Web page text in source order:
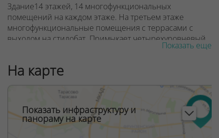
Здание14 этажей, 14 многофункциональных
помещений на каждом этаже. На третьем этаже
многофункциональные помещения с террасами с
выходом на стилобат. Примыкает четырехуровневый
паркинг 24.2.6 В здании находится ресторан, фитнес-
кладовые помещения в цоколе.
ООО "Твоя столицаконсалт", УНП 190285638, лицензия
№02240/129 от 06.09.06г.
Договор на оказание риэлтерских услуг № 449/6, от
04.09.2025
Показать еще
На карте
Показать инфраструктуру и
панораму на карте